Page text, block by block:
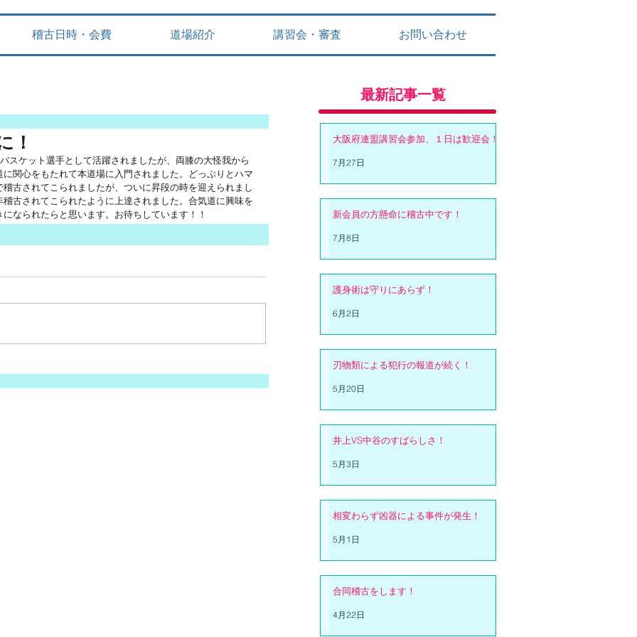
稽古日時・会費 道場紹介 講習会・審査 お問い合わせ
最新記事一覧
！
スケット選手として活躍されましたが、両膝の大怪我から
関心をもたれて本道場に入門されました。どっぷりとハマ
古されてこられましたが、ついに昇段の時を迎えられまし
古されてこられたように上達されました。合気道に興味を
なられたらと思います。お待ちしています！！
大阪府連盟講習会参加、１日は歓迎会！
7月27日
新会員の方懸命に稽古中です！
7月8日
護身術は守りにあらず！
6月2日
刃物類による犯行の報道が続く！
5月20日
井上VS中谷のすばらしさ！
5月3日
相変わらず凶器による事件が発生！
5月1日
合同稽古をします！
4月22日